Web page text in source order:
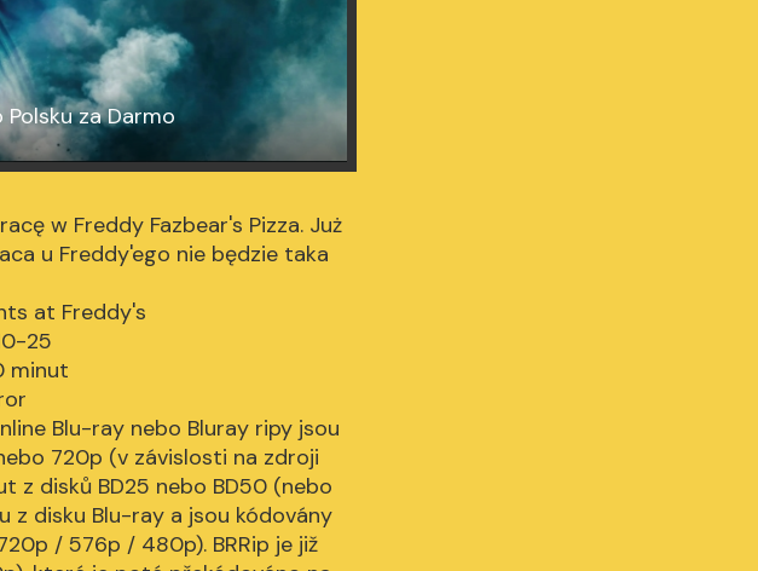
Polsku za Darmo
w Freddy Fazbear's Pizza. Już
u Freddy'ego nie będzie taka
at Freddy's
25
minut
Blu-ray nebo Bluray ripy jsou
720p (v závislosti na zdroji
z disků BD25 nebo BD50 (nebo
z disku Blu-ray a jsou kódovány
/ 576p / 480p). BRRip je již